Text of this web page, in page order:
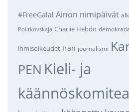
#FreeGalal Ainon nimipäivät
Politkovskaja Charlie Hebdo
ihmisoikeudet Iran journalismi
PEN Kieli- ja
käännöskomitea